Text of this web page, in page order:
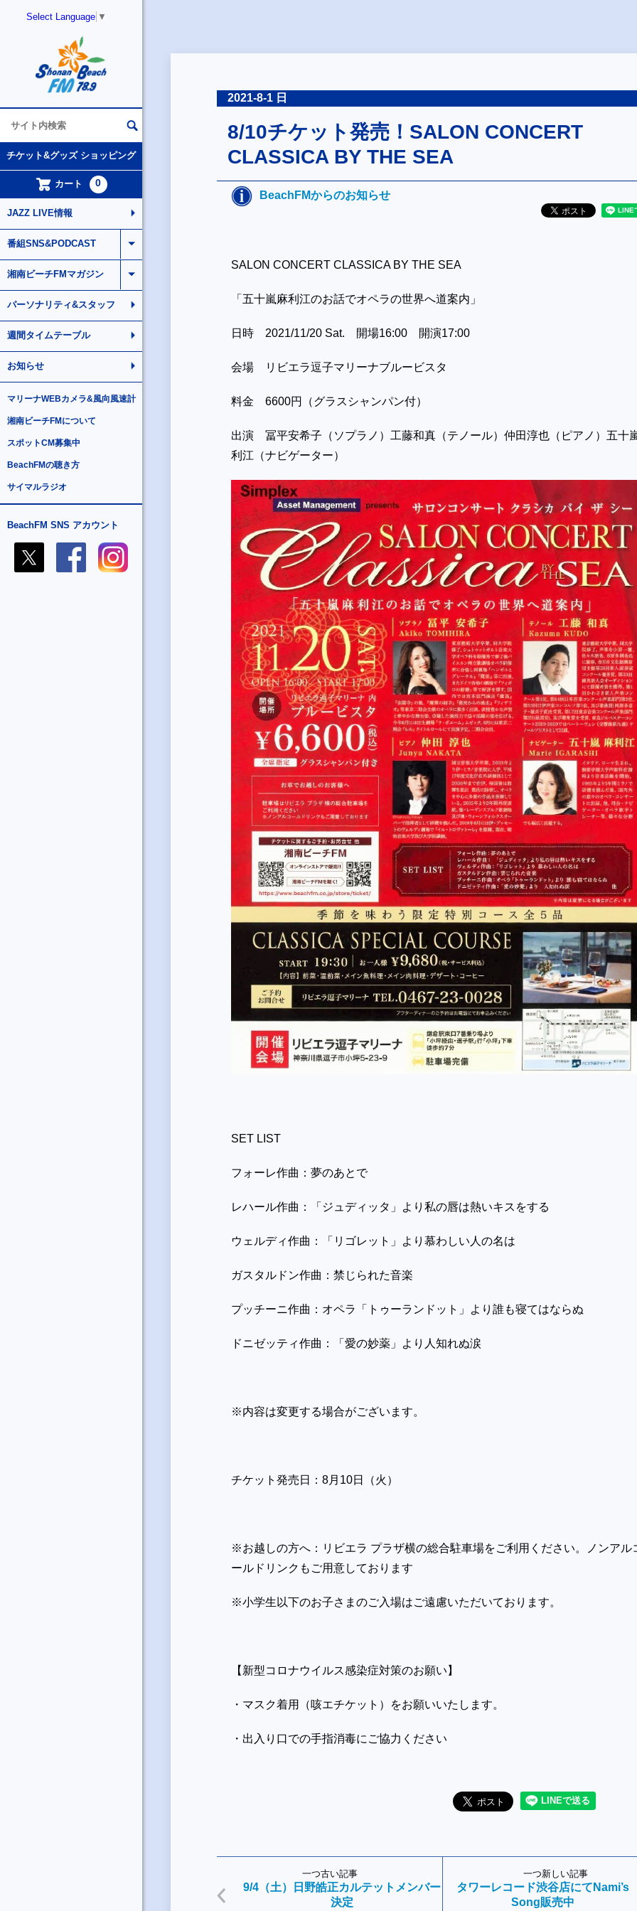
Select Language ▼
チケット&グッズ ショッピング
カート 0
JAZZ LIVE情報
番組SNS&PODCAST
湘南ビーチFMマガジン
パーソナリティ&スタッフ
週間タイムテーブル
お知らせ
マリーナWEBカメラ&風向風速計
湘南ビーチFMについて
スポットCM募集中
BeachFMの聴き方
サイマルラジオ
BeachFM SNS アカウント
2021-8-1 日
8/10チケット発売！SALON CONCERT
CLASSICA BY THE SEA
BeachFMからのお知らせ
SALON CONCERT CLASSICA BY THE SEA
「五十嵐麻利江のお話でオペラの世界へ道案内」
日時 2021/11/20 Sat. 開場16:00 開演17:00
会場 リビエラ逗子マリーナブルービスタ
料金 6600円（グラスシャンパン付）
出演 冨平安希子（ソプラノ）工藤和真（テノール）仲田淳也（ピアノ）五十
利江（ナビゲーター）
SET LIST
フォーレ作曲：夢のあとで
レハール作曲：「ジュディッタ」より私の唇は熱いキスをする
ウェルディ作曲：「リゴレット」より 慕わしい人の名は
ガスタルドン作曲：禁じられた音楽
プッチーニ作曲：オペラ「トゥーランドット」より誰も寝てはならぬ
ドニゼッティ作曲：「愛の妙薬」より人知れぬ涙
※内容は変更する場合がございます。
チケット発売日：8月10日（火）
※お越しの方へ：リビエラ プラザ横の総合駐車場をご利用ください。ノンアル
ールドリンクもご用意しております
※小学生以下のお子さまのご入場はご遠慮いただいております。
【新型コロナウイルス感染症対策のお願い】
・マスク着用（咳エチケット）をお願いいたします。
・出入り口での手指消毒にご協力ください
一つ古い記事
9/4（土）日野皓正カルテットメンバー
決定
一つ新しい記事
タワーレコード渋谷店にてNami’s
Song販売中